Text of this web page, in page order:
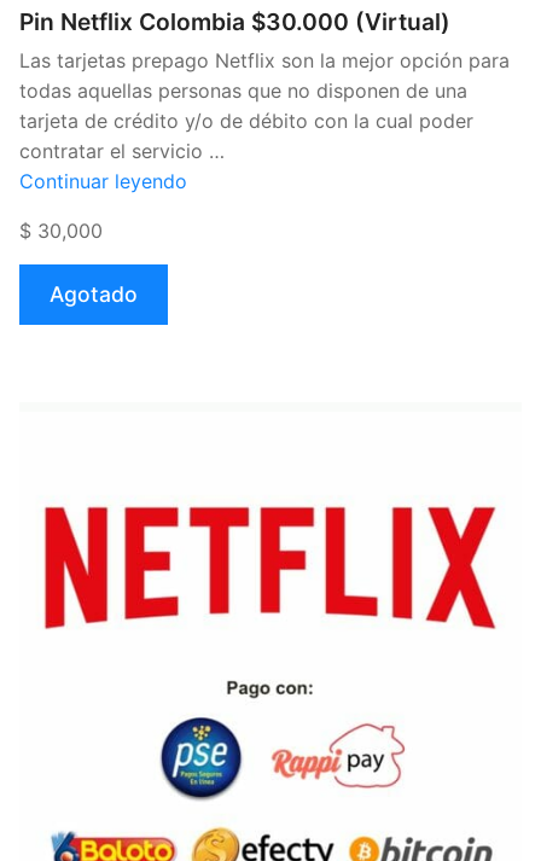
Pin Netflix Colombia $30.000 (Virtual)
Las tarjetas prepago Netflix son la mejor opción para
todas aquellas personas que no disponen de una
tarjeta de crédito y/o de débito con la cual poder
contratar el servicio …
Continuar leyendo
$ 30,000
Agotado